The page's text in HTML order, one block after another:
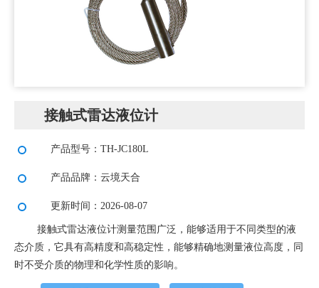
接触式雷达液位计
产品型号：TH-JC180L
产品品牌：云境天合
更新时间：2026-08-07
接触式雷达液位计测量范围广泛，能够适用于不同类型的液
态介质，它具有高精度和高稳定性，能够精确地测量液位高度，同
时不受介质的物理和化学性质的影响。